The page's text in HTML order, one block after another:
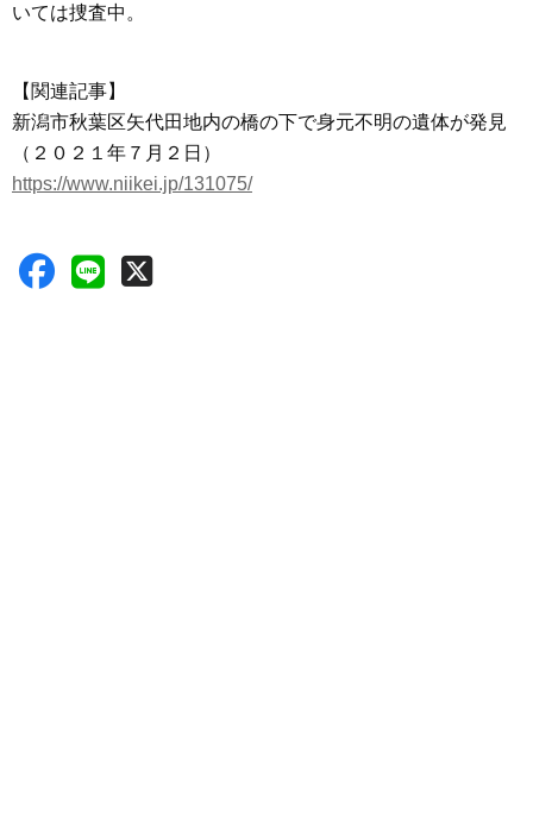
いては捜査中。
【関連記事】
新潟市秋葉区矢代田地内の橋の下で身元不明の遺体が発見
（２０２１年７月２日）
https://www.niikei.jp/131075/